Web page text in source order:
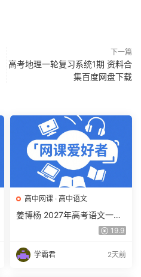
下一篇
高考地理一轮复习系统1期 资料合
集百度网盘下载
高中网课 · 高中语文
姜博杨 2027年高考语文一轮
复习网课教程 高三语文 上学
下载
19.9
学霸君 2天前